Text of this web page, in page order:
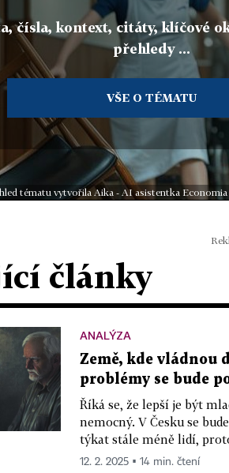
čísla, kontext, citáty, klíčové
přehledy ...
VŠE O TÉMATU
tématu vytvořila Aika - AI asistentka
články
ANALÝZA
Země, kde vládnou
problémy se bude
Říká se, že lepší je být
nemocný. V Česku se
týkat stále méně lidí,
12. 2. 2025 ▪ 14 min. čtení